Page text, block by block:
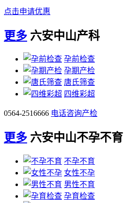
点击申请优惠
更多 六安中山产科
孕前检查
孕期产检
唐氏筛查
四维彩超
0564-2516666 电话咨询产检
更多 六安中山不孕不育
不孕不育
女性不孕
男性不育
孕育检查